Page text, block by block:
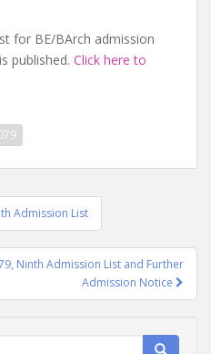
for BE/BArch admission
published. Click here to
Admission List
Ninth Admission List and Further
Admission Notice